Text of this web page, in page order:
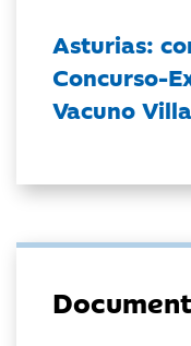
Asturias:
Concurso-
Vacuno